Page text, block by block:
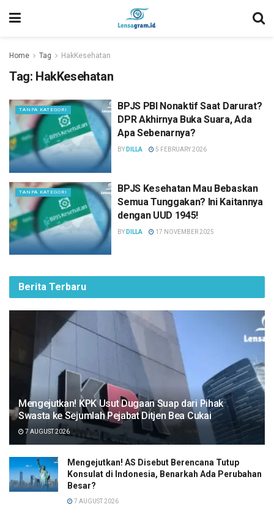
Home Tag HakKesehatan
Tag: HakKesehatan
TANPA KATEGORI
BPJS PBI Nonaktif Saat Darurat?
DPR Akhirnya Buka Suara, Ada
Apa Sebenarnya?
BY DILLA 5 FEBRUARY 2026
TANPA KATEGORI
BPJS Kesehatan Mau Bebaskan
Semua Tunggakan? Ini Kaitannya
dengan UUD 1945!
BY DILLA 17 NOVEMBER 2025
Berita Terbaru
Mengejutkan! KPK Usut Dugaan Suap dari Pihak
Swasta ke Sejumlah Pejabat Ditjen Bea Cukai
7 AUGUST 2026
Mengejutkan! AS Disebut Berencana Tutup
Konsulat di Indonesia, Benarkah Ada Perubahan
Besar?
7 AUGUST 2026